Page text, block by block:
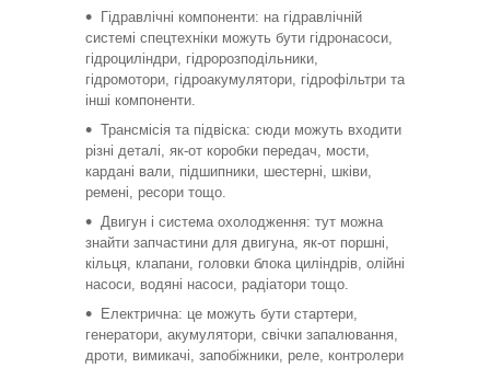
Гідравлічні компоненти: на гідравлічній
системі спецтехніки можуть бути гідронасоси,
гідроциліндри, гідророзподільники,
гідромотори, гідроакумулятори, гідрофільтри та
інші компоненти.
Трансмісія та підвіска: сюди можуть входити
різні деталі, як-от коробки передач, мости,
кардані вали, підшипники, шестерні, шківи,
ремені, ресори тощо.
Двигун і система охолодження: тут можна
знайти запчастини для двигуна, як-от поршні,
кільця, клапани, головки блока циліндрів, олійні
насоси, водяні насоси, радіатори тощо.
Електрична: це можуть бути стартери,
генератори, акумулятори, свічки запалювання,
дроти, вимикачі, запобіжники, реле, контролери